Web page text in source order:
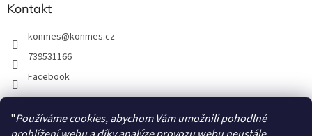
"Používáme cookies, abychom Vám umožnili pohodlné
Kontakt
konmes@konmes.cz
739531166
Facebook
Facebook